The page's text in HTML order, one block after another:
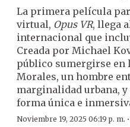
La primera película
virtual, Opus VR, llega
internacional que
Creada por Michael
público sumergirse en
Morales, un hombre
marginalidad urbana, y
forma única e
Noviembre 19, 2025 06:19 p. m. ·